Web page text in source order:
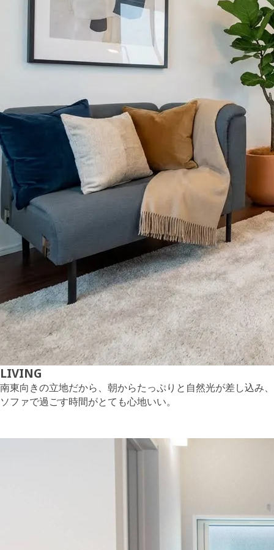
LIVING
南東向きの立地だから、朝からたっぷりと自然光が差し込み、
ソファで過ごす時間がとても心地いい。